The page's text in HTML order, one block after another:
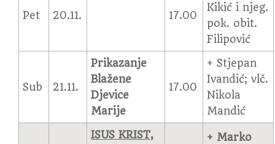
Pet 20.11. 17.00
Kikić i njeg.
pok. obit.
Filipović
Sub 21.11.
Prikazanje
Blažene
Djevice
Marije
17.00
+ Stjepan
Ivandić; vlč.
Nikola
Mandić
ISUS KRIST,
+ Marko